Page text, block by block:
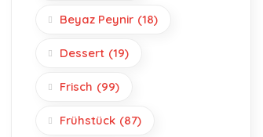
Beyaz Peynir (18)
Dessert (19)
Frisch (99)
Frühstück (87)